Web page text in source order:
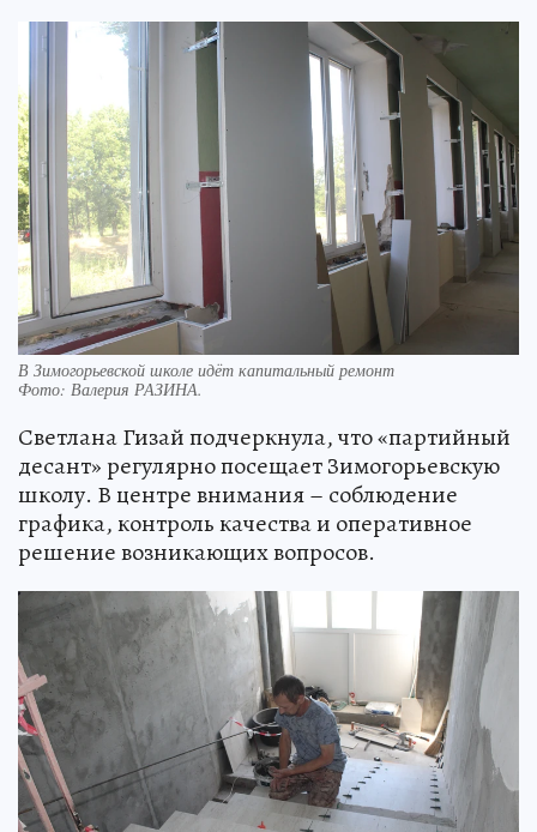
В Зимогорьевской школе идёт капитальный ремонт
Фото: Валерия РАЗИНА.
Светлана Гизай подчеркнула, что «партийный
десант» регулярно посещает Зимогорьевскую
школу. В центре внимания – соблюдение
графика, контроль качества и оперативное
решение возникающих вопросов.